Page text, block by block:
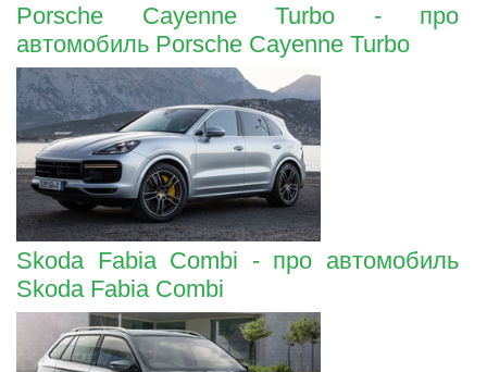
Porsche Cayenne Turbo - про
автомобиль Porsche Cayenne Turbo
Skoda Fabia Combi - про автомобиль
Skoda Fabia Combi